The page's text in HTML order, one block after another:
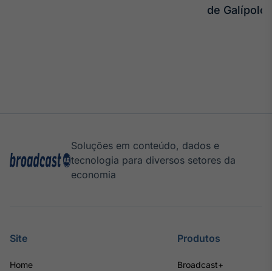
de Galípolo
Soluções em conteúdo, dados e
tecnologia para diversos setores da
economia
Site
Home
Produtos
Broadcast+